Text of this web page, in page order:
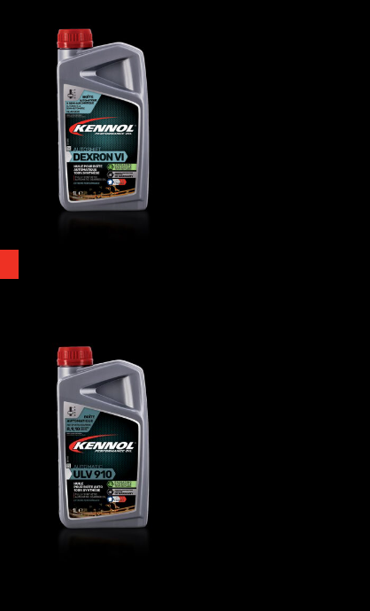
AUTOSHIFT DEXRON VI
Huiles de transmission
AUTOMATIC ULV 910
Huiles de transmission